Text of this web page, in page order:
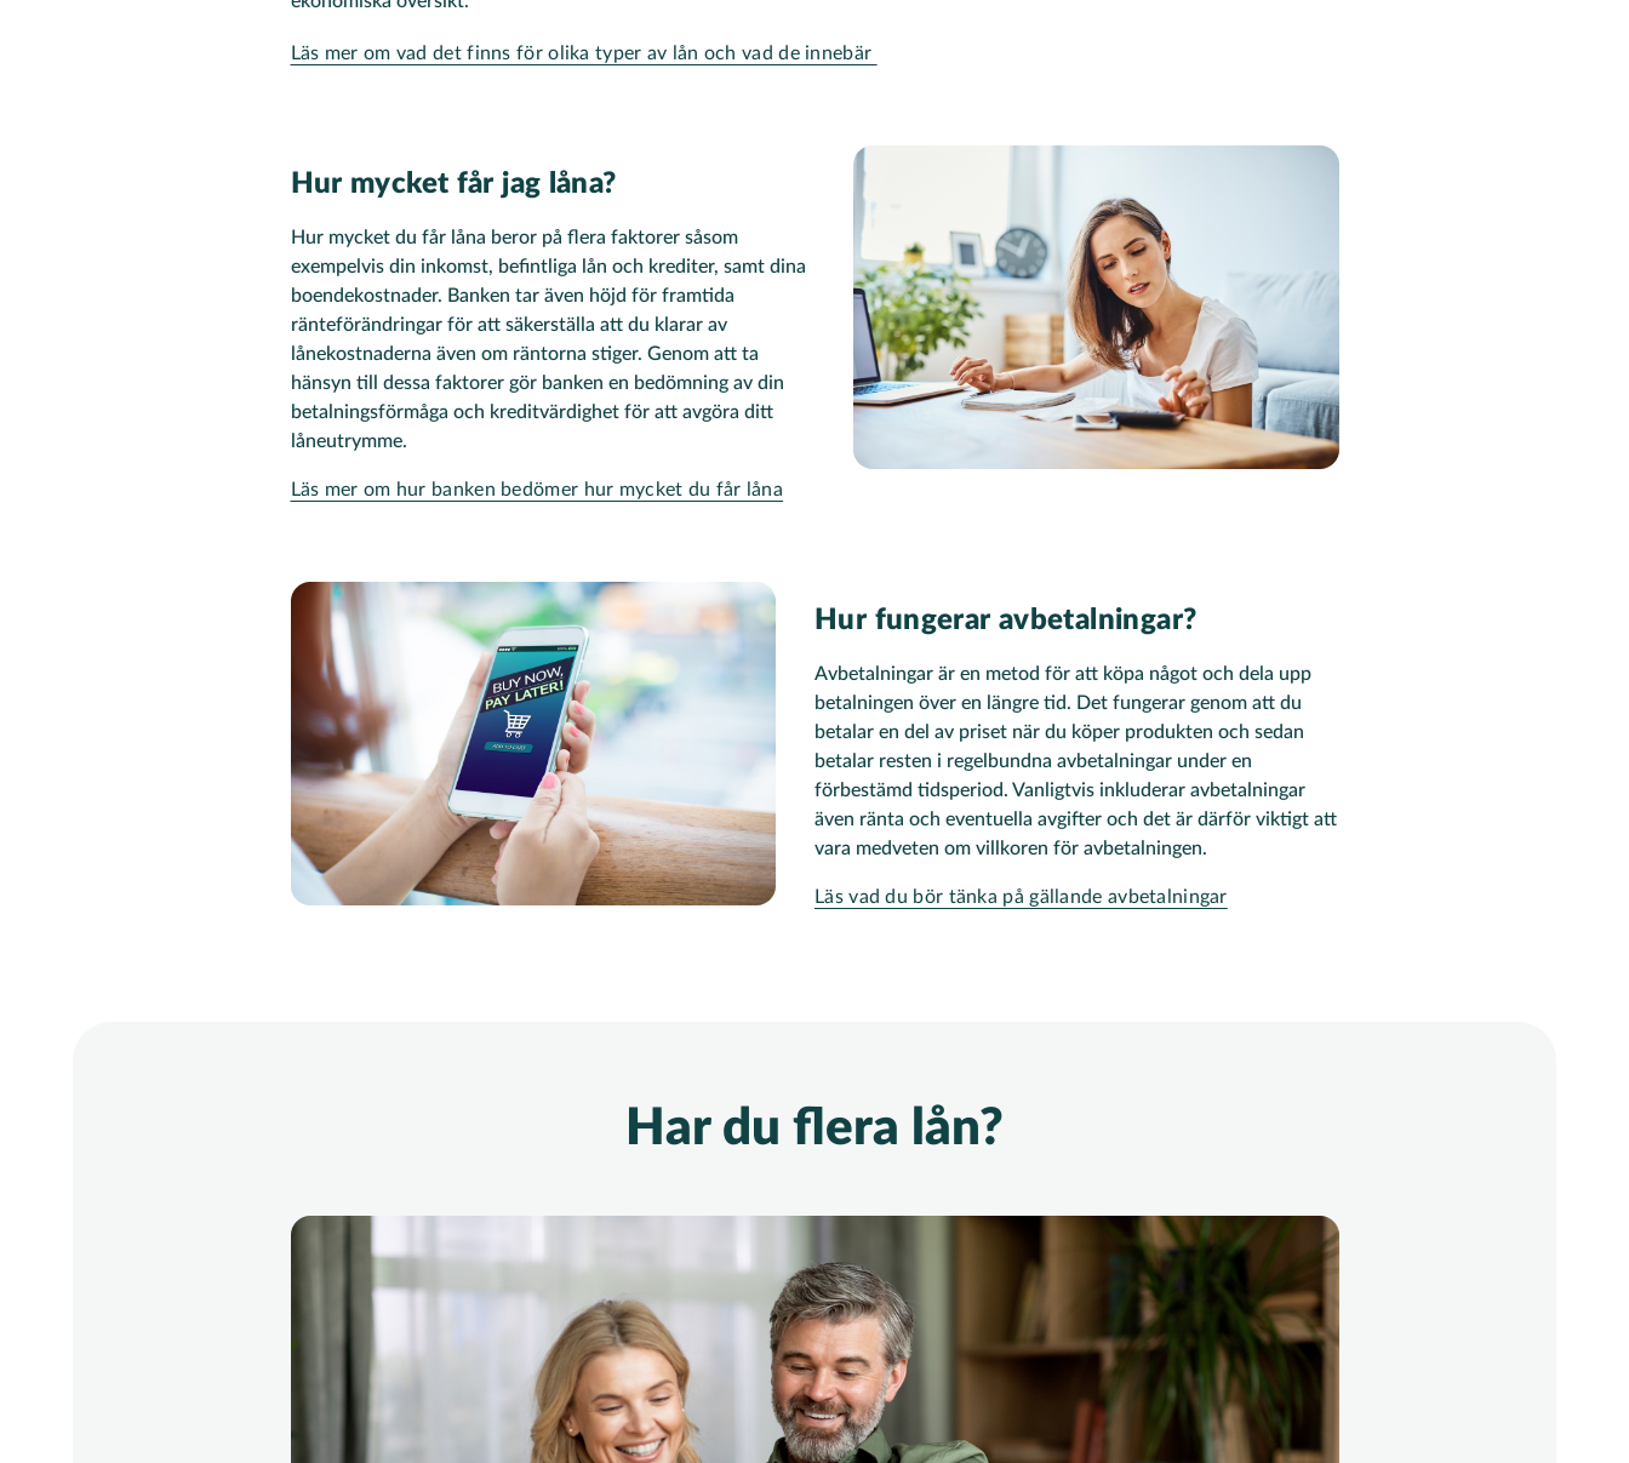
Läs mer om vad det finns för olika typer av lån och vad de innebär
Hur mycket får jag låna?
Hur mycket du får låna beror på flera faktorer såsom
exempelvis din inkomst, befintliga lån och krediter, samt dina
boendekostnader. Banken tar även höjd för framtida
ränteförändringar för att säkerställa att du klarar av
lånekostnaderna även om räntorna stiger. Genom att ta
hänsyn till dessa faktorer gör banken en bedömning av din
betalningsförmåga och kreditvärdighet för att avgöra ditt
låneutrymme​.
Läs mer om hur banken bedömer hur mycket du får låna
Hur fungerar avbetalningar?
Avbetalningar är en metod för att köpa något och dela upp
betalningen över en längre tid. Det fungerar genom att du
betalar en del av priset när du köper produkten och sedan
betalar resten i regelbundna avbetalningar under en
förbestämd tidsperiod. Vanligtvis inkluderar avbetalningar
även ränta och eventuella avgifter och det är därför viktigt att
vara medveten om villkoren för avbetalningen.
Läs vad du bör tänka på gällande avbetalningar
Har du flera lån?